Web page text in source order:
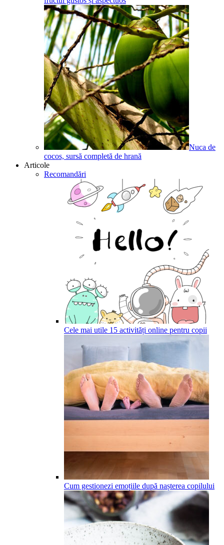
Nuca de
cocos, sursă completă de hrană
Articole
Recomandări
Cele mai utile 15 activități online pentru copii
Cum gestionezi emoțiile după nașterea copilului